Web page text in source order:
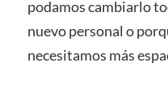
podamos cambiarlo
nuevo personal o
necesitamos más